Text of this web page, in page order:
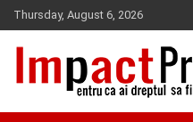
Skip
to
content
Thursday, August 6, 2026
IMPACTPRESS